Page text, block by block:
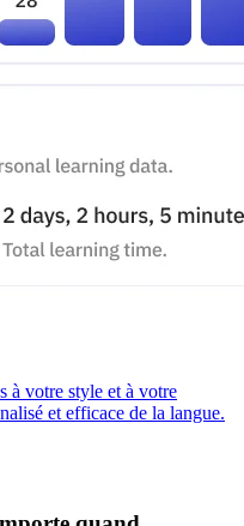
à votre style et à votre
et efficace de la langue.